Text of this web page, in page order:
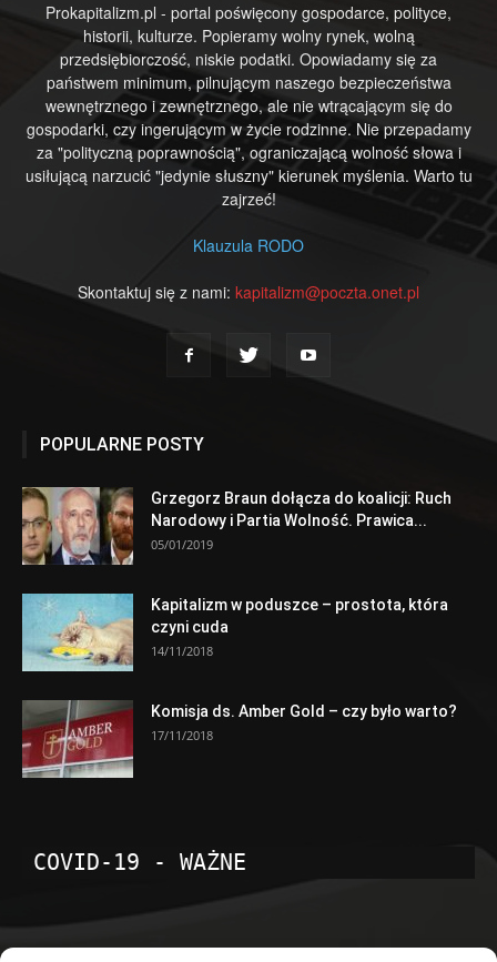
Prokapitalizm.pl - portal poświęcony gospodarce, polityce,
historii, kulturze. Popieramy wolny rynek, wolną
przedsiębiorczość, niskie podatki. Opowiadamy się za
państwem minimum, pilnującym naszego bezpieczeństwa
wewnętrznego i zewnętrznego, ale nie wtrącającym się do
gospodarki, czy ingerującym w życie rodzinne. Nie przepadamy
za "polityczną poprawnością", ograniczającą wolność słowa i
usiłującą narzucić "jedynie słuszny" kierunek myślenia. Warto tu
zajrzeć!
Klauzula RODO
Skontaktuj się z nami: kapitalizm@poczta.onet.pl
POPULARNE POSTY
Grzegorz Braun dołącza do koalicji: Ruch
Narodowy i Partia Wolność. Prawica...
05/01/2019
Kapitalizm w poduszce – prostota, która
czyni cuda
14/11/2018
Komisja ds. Amber Gold – czy było warto?
17/11/2018
COVID-19 - WAŻNE